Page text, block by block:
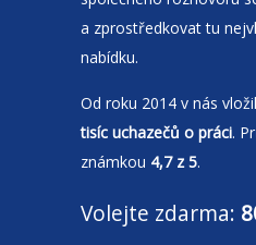
a zprostředkovat tu
nabídku.
Od roku 2014 v nás
tisíc uchazečů o práci.
známkou 4,7 z 5.
Volejte zdarma: